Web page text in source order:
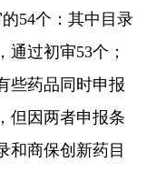
54个：其中目录
通过初审53个；
些药品同时申报
但因两者申报条
和商保创新药目